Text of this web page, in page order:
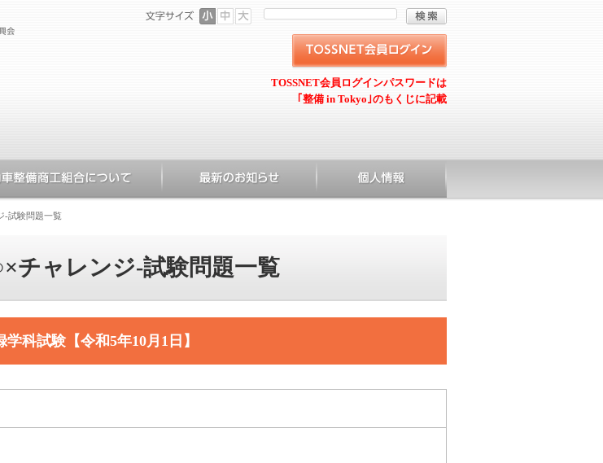
TOSSNET会員ログインパスワードは
｢整備 in Tokyo｣のもくじに記載
-試験問題一覧
チャレンジ-試験問題一覧
科試験【令和5年10月1日】